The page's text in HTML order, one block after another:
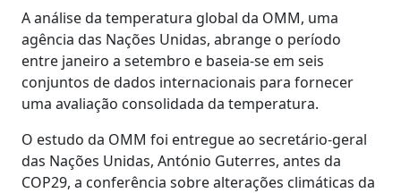
A análise da temperatura global da OMM, uma
agência das Nações Unidas, abrange o período
entre janeiro a setembro e baseia-se em seis
conjuntos de dados internacionais para fornecer
uma avaliação consolidada da temperatura.
O estudo da OMM foi entregue ao secretário-geral
das Nações Unidas, António Guterres, antes da
COP29, a conferência sobre alterações climáticas da